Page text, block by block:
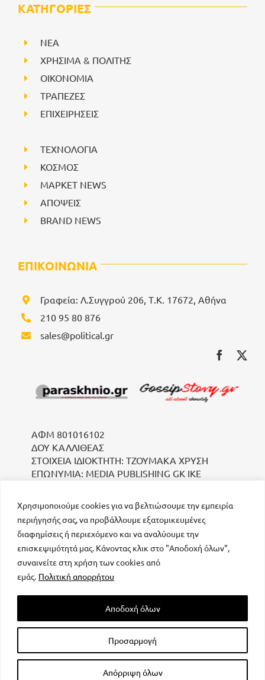
Χρησιμοποιούμε cookies για να βελτιώσουμε την εμπειρία
περιήγησής σας, να προβάλλουμε εξατομικευμένες
διαφημίσεις ή περιεχόμενο και να αναλύουμε την
επισκεψιμότητά μας. Κάνοντας κλικ στο "Αποδοχή όλων",
συναινείτε στη χρήση των cookies από
εμάς. Πολιτική απορρήτου
Προσαρμογή
Απόρριψη όλων
Αποδοχή όλων
ΚΑΤΗΓΟΡΙΕΣ
NEA
ΧΡΗΣΙΜΑ & ΠΟΛΙΤΗΣ
ΟΙΚΟΝΟΜΙΑ
ΤΡΑΠΕΖΕΣ
ΕΠΙΧΕΙΡΗΣΕΙΣ
ΤΕΧΝΟΛΟΓΙΑ
ΚΟΣΜΟΣ
ΜΑΡΚΕΤ NEWS
ΑΠΟΨΕΙΣ
BRAND NEWS
ΕΠΙΚΟΙΝΩΝΙΑ
Γραφεία: Λ.Συγγρού 206, Τ.Κ. 17672, Αθήνα
210 95 80 876
sales@political.gr
ΑΦΜ 801016102
ΔΟΥ ΚΑΛΛΙΘΕΑΣ
ΣΤΟΙΧΕΙΑ ΙΔΙΟΚΤΗΤΗ: ΤΖΟΥΜΑΚΑ ΧΡΥΣΗ
ΕΠΩΝΥΜΙΑ: MEDIA PUBLISHING GK IKE
μοναδικός αριθμός Μ.Η.Τ. 232223
All rights reserved – Powered by